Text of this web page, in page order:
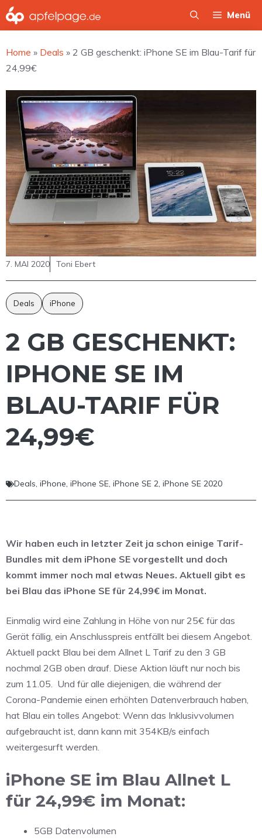
Zum
Inhalt
Menü
Home » Deals » 2 GB geschenkt: iPhone SE im Blau-Tarif für
24,99€
7. MAI 2020 Toni Ebert
Deals iPhone
2 GB GESCHENKT:
IPHONE SE IM
BLAU-TARIF FÜR
24,99€
Deals, iPhone, iPhone SE, iPhone SE 2, iPhone SE 2020
Wir haben euch in letzter Zeit ja schon einige Tarif-
Bundles mit dem iPhone SE vorgestellt und doch
kommt immer noch mal etwas Neues. Aktuell gibt es
bei Blau das iPhone SE für 24,99€ im Monat.
Einmalig wird eine Zahlung in Höhe von nur 25€ für das
Gerät fällig, ein Anschlusspreis entfällt bei diesem Angebot.
Aktuell packt Blau bei dem Allnet L Tarif zu den 3 GB
nochmal 2GB oben drauf. Diese Aktion läuft nur noch bis
zum 11.05. Und für alle diejenigen, die während der
Corona-Pandemie einen erhöhten Datenverbrauch haben,
hat Blau ein tolles Angebot: Wenn das Inklusivvolumen
aufgebraucht ist, dann kann mit 354KB/s einfach
weitergesurft werden.
iPhone SE im Blau Allnet L
für 24,99€ im Monat:
5GB Datenvolumen